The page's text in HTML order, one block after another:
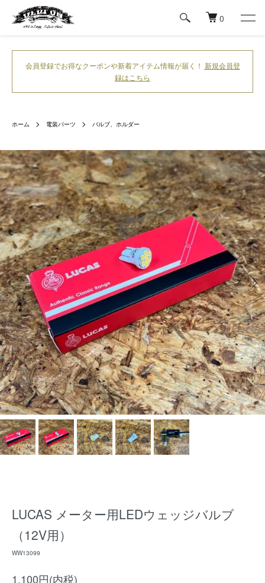
0
会員登録でお得なクーポンや新着アイテム情報が届く！ 新規会員登
録はこちら
ホーム 電装パーツ バルブ、ホルダー
LUCAS メーター用LEDウェッジバルブ
（12V用）
WW13099
1,100円(内税)